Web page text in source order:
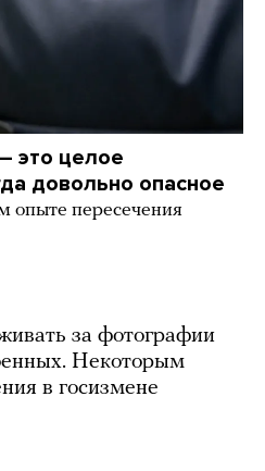
это целое
довольно опасное
опыте пересечения
за фотографии
Некоторым
в госизмене